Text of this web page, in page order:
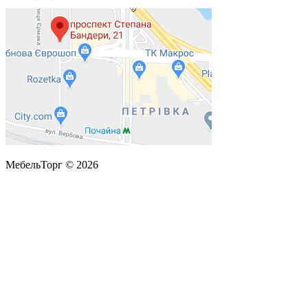
МебельТорг © 2026